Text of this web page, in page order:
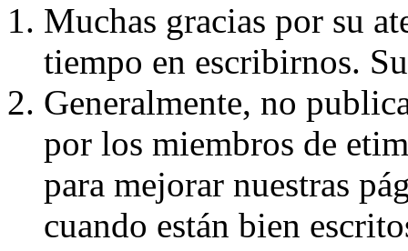
Muchas gracias por su
tiempo en escribirnos.
Generalmente, no
por los miembros de
para mejorar nuestras
cuando están bien